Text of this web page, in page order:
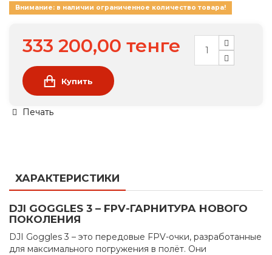
Внимание: в наличии ограниченное количество товара!
333 200,00 тенге
Купить
Печать
ХАРАКТЕРИСТИКИ
DJI GOGGLES 3 – FPV-ГАРНИТУРА НОВОГО
ПОКОЛЕНИЯ
DJI Goggles 3 – это передовые FPV-очки, разработанные
для максимального погружения в полёт. Они